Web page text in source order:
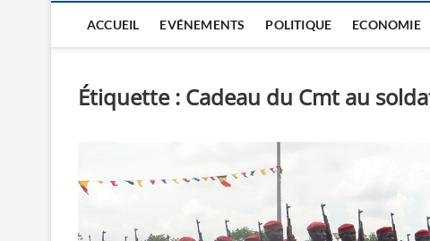
ACCUEIL EVÉNEMENTS POLITIQUE ECONOMIE
Étiquette : Cadeau du Cmt au